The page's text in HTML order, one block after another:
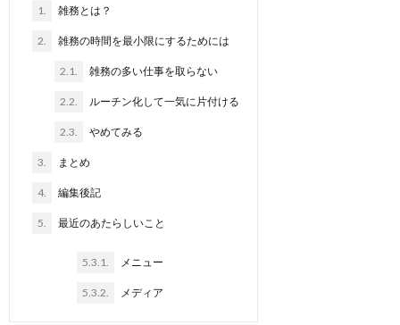
1. 雑務とは？
2. 雑務の時間を最小限にするためには
2.1. 雑務の多い仕事を取らない
2.2. ルーチン化して一気に片付ける
2.3. やめてみる
3. まとめ
4. 編集後記
5. 最近のあたらしいこと
5.3.1. メニュー
5.3.2. メディア